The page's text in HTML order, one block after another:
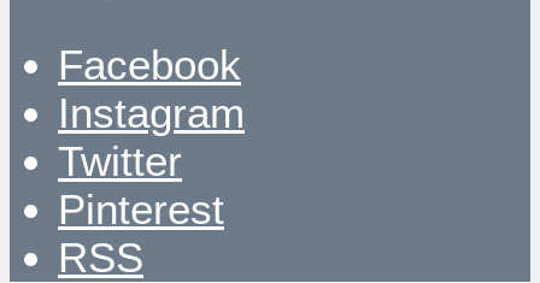
Facebook
Instagram
Twitter
Pinterest
RSS